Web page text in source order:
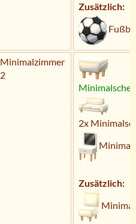
Zusätzlich:
Minimalzimmer
2
2x
Zusätzlich: